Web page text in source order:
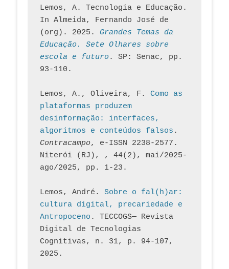
Lemos, A. Tecnologia e Educação.
In Almeida, Fernando José de
(org). 2025. Grandes Temas da
Educação. Sete Olhares sobre
escola e futuro. SP: Senac, pp.
93-110.
Lemos, A., Oliveira, F. Como as
plataformas produzem
desinformação: interfaces,
algoritmos e conteúdos falsos
Contracampo, e-ISSN 2238-2577.
Niterói (RJ), , 44(2), mai/2025-
ago/2025, pp. 1-23.
Lemos, André. Sobre o fal(h)ar:
cultura digital, precariedade e
Antropoceno . TECCOGS— Revista
Digital de Tecnologias
Cognitivas, n. 31, p. 94-107,
2025.